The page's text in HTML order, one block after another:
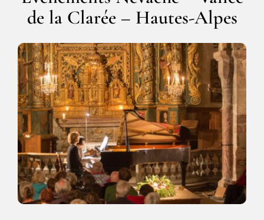
de la Clarée – Hautes-Alpes
Festival International de la Haute
Clarée